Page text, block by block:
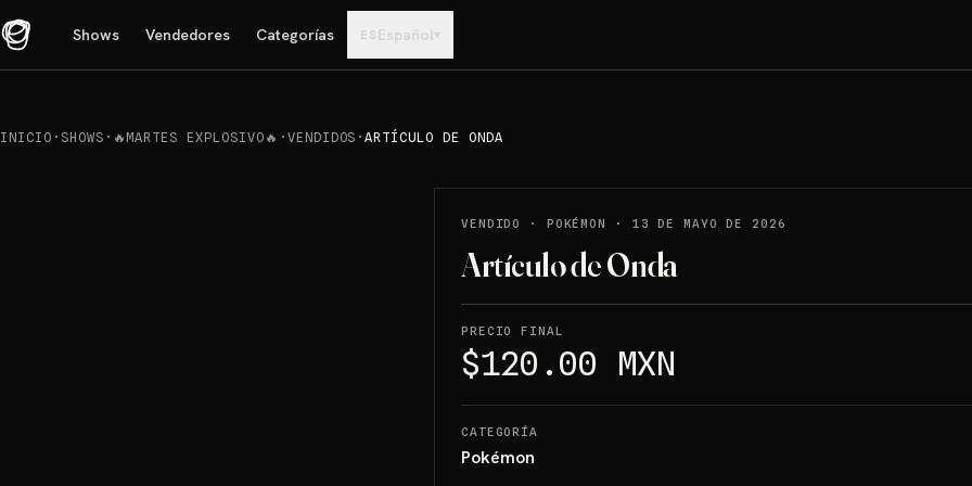
Shows Vendedores Categorías ES Español▾
INICIO · SHOWS · 🔥MARTES EXPLOSIVO🔥 · VENDIDOS ·ARTÍCULO DE ONDA
VENDIDO · POKÉMON · 13 DE MAYO DE 2026
Artículo de Onda
PRECIO FINAL
$120.00 MXN
CATEGORÍA
Pokémon